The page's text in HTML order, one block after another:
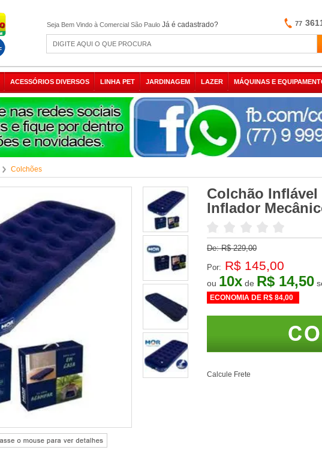
Seja Bem Vindo à Comercial São Paulo Já é cadastrado? 77
ACESSÓRIOS DIVERSOS LINHA PET JARDINAGEM LAZER MÁQUINAS E
Colchões
Colchão
Inflador
De:R$ 229,00
Por: R$ 145,00
ou 10x de R$ 14,50
ECONOMIA DE R$ 84,00
Calcule Frete